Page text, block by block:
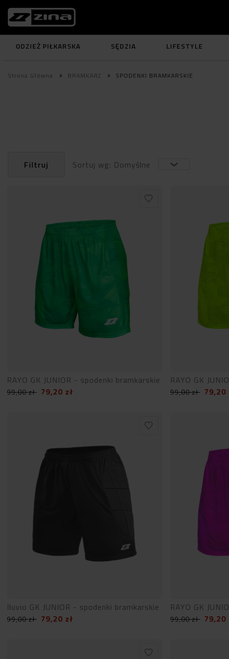
ODZIEŻ PIŁKARSKA SĘDZIA LIFESTYLE
Strona Główna BRAMKARZ SPODENKI BRAMKARSKIE
Filtruj Sortuj wg: Domyślne
RAYO GK JUNIOR - spodenki bramkarskie
99,00zł 79,20 zł
RAYO GK
99,00zł 79,20
Iluvio GK JUNIOR - spodenki bramkarskie
99,00zł 79,20 zł
RAYO GK
99,00zł 79,20